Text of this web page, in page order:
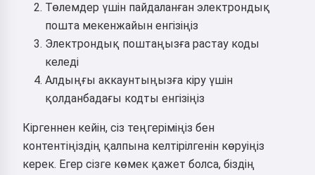
Төлемдер үшін пайдаланған электрондық
пошта мекенжайын енгізіңіз
Электрондық поштаңызға растау коды
келеді
Алдыңғы аккаунтыңызға кіру үшін
қолданбадағы кодты енгізіңіз
Кіргеннен кейін, сіз теңгеріміңіз бен
контентіңіздің қалпына келтірілгенін көруіңіз
керек. Егер сізге көмек қажет болса, біздің